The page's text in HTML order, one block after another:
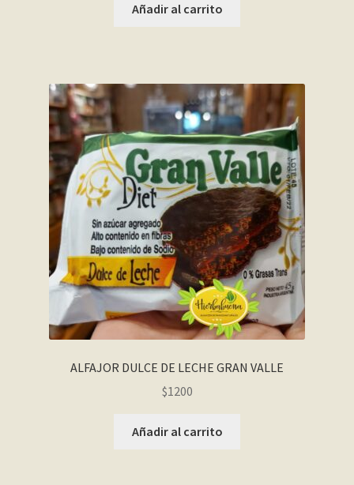
Añadir al carrito
ALFAJOR DULCE DE LECHE GRAN VALLE
$1200
Añadir al carrito